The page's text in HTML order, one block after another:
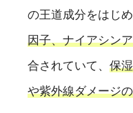
の王道成分をはじめ
因子、ナイアシン
合されていて、 保
や紫外線ダメージ